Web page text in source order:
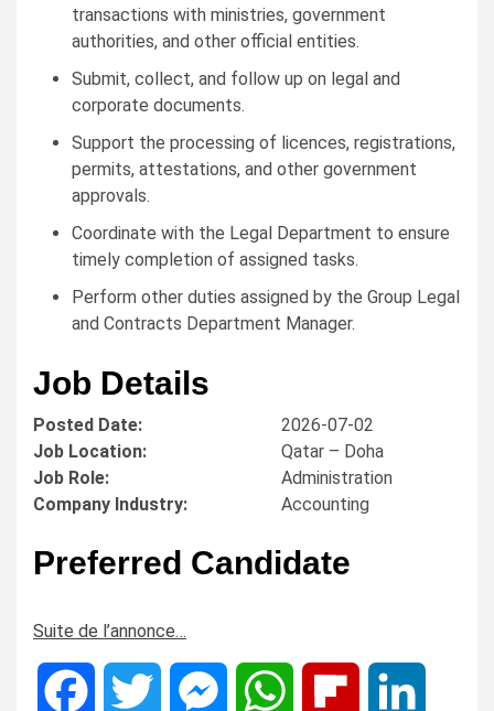
transactions with ministries, government
authorities, and other official entities.
Submit, collect, and follow up on legal and
corporate documents.
Support the processing of licences, registrations,
permits, attestations, and other government
approvals.
Coordinate with the Legal Department to ensure
timely completion of assigned tasks.
Perform other duties assigned by the Group Legal
and Contracts Department Manager.
Job Details
Posted Date:
2026-07-02
Job Location:
Qatar – Doha
Job Role:
Administration
Company Industry:
Accounting
Preferred Candidate
Suite de l’annonce…
Facebook Twitter MessengerWhatsApp Flipboard